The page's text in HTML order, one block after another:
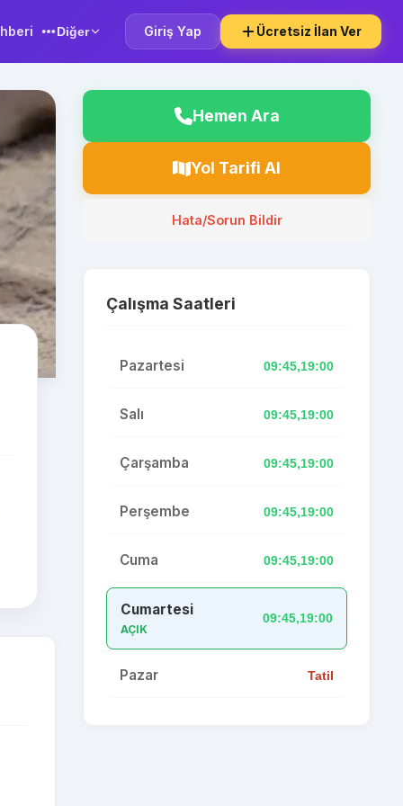
Diğer Giriş Yap Ücretsiz İlan Ver
Hemen Ara
Yol Tarifi Al
Hata/Sorun Bildir
Çalışma Saatleri
Pazartesi 09:45,19:00
Salı 09:45,19:00
Çarşamba 09:45,19:00
Perşembe 09:45,19:00
Cuma 09:45,19:00
Cumartesi
AÇIK
09:45,19:00
Pazar Tatil